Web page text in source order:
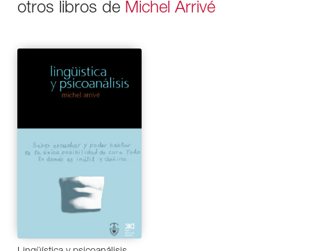
otros libros de Michel Arrivé